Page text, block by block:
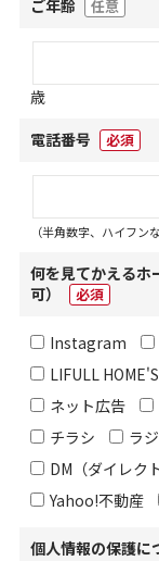
ご年齢 任意
歳
電話番号
必須
（半角数字、ハイフンな
何を見てかえるホ
可）
必須
Instagram
LIFULL HOME'S
ネット広告
チラシ
ラ
DM（ダイレク
Yahoo!不動産
個人情報の保護に